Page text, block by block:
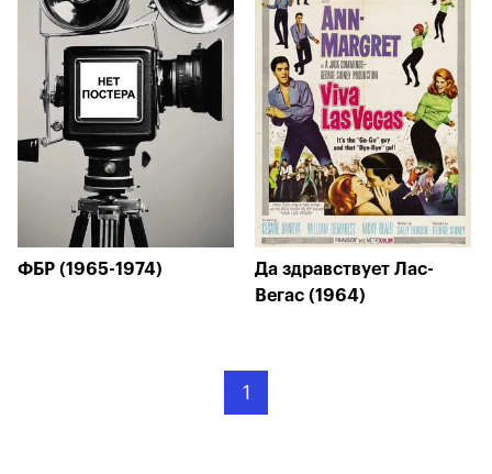
ФБР (1965-1974)
Да здравствует Лас-
Вегас (1964)
1